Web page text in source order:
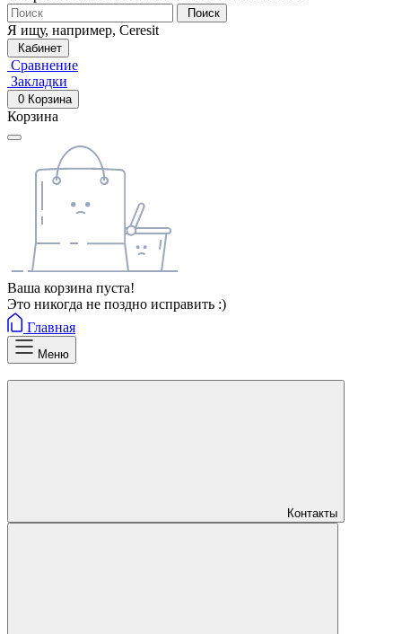
Поиск
Я ищу, например, Ceresit
Кабинет
Сравнение
Закладки
0 Корзина
Корзина
Ваша корзина пуста!
Это никогда не поздно исправить :)
Главная
Меню
Контакты